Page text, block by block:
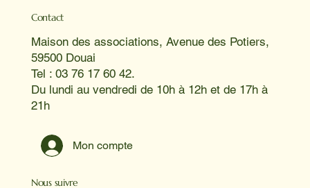
Contact
Maison des associations, Avenue des Potiers,
59500 Douai
Tel : 03 76 17 60 42.
Du lundi au vendredi de 10h à 12h et de 17h à
21h
Mon compte
Nous suivre